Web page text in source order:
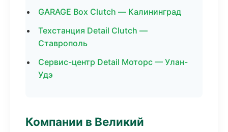
GARAGE Box Clutch — Калининград
Техстанция Detail Clutch —
Ставрополь
Сервис-центр Detail Моторс — Улан-
Удэ
Компании в Великий